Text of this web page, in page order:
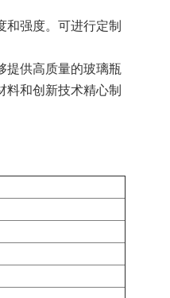
和强度。可进行定制
提供高质量的玻璃瓶
料和创新技术精心制